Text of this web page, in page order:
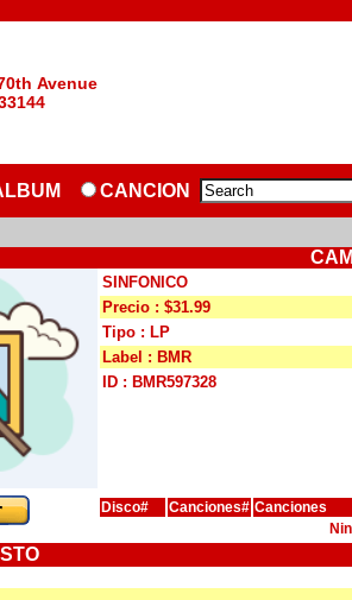
Avenue
CANCION
SINFONICO
Precio : $31.99
Tipo : LP
Label : BMR
ID : BMR597328
Disco# Canciones# Canciones